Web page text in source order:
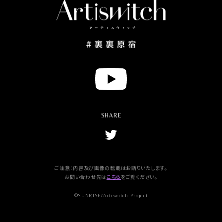
Y
o
u
SHARE
T
w
t
e
s
ご注意：内容及び画像の転載はお断りいたします。
お問い合わせ先はこちら をご覧ください。
©SUNRISE/Artiswitch Project